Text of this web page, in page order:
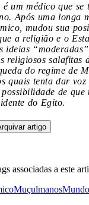
é um médico que
Após uma longa
mudou sua
a religião e o
ideias
religiosos salafitas
do regime de
quais tenta dar voz
de que
do Egito.
artigo
associadas a este
MuçulmanosMundo